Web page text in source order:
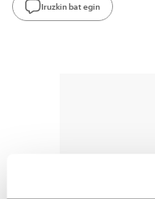
Iruzkin bat egin